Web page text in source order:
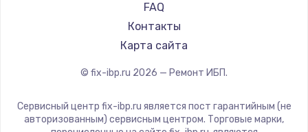
FAQ
Контакты
Карта сайта
© fix-ibp.ru 2026 — Ремонт ИБП.
Сервисный центр fix-ibp.ru является пост гарантийным (не
авторизованным) сервисным центром. Торговые марки,